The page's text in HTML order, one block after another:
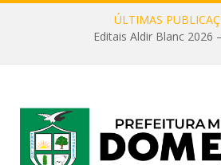
ÚLTIMAS
Editais Aldir Blanc 2026